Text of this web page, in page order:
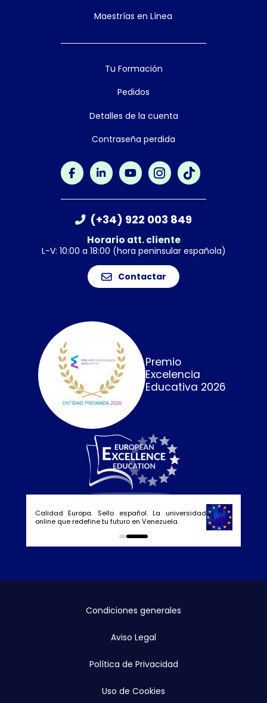
Maestrías en Línea
Tu Formación
Pedidos
Detalles de la cuenta
Contraseña perdida
(+34) 922 003 849
Horario att. cliente
L-V: 10:00 a 18:00 (hora peninsular española)
Contactar
Premio
Excelencia
Educativa 2026
Calidad Europa. Sello español. La universidad
online que redefine tu futuro en Venezuela.
0 1
Condiciones generales
Aviso Legal
Política de Privacidad
Uso de Cookies